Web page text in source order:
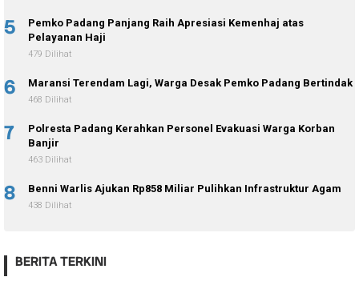
5
Pemko Padang Panjang Raih Apresiasi Kemenhaj atas
Pelayanan Haji
479 Dilihat
6 Maransi Terendam Lagi, Warga Desak Pemko Padang Bertindak
468 Dilihat
7
Polresta Padang Kerahkan Personel Evakuasi Warga Korban
Banjir
463 Dilihat
8 Benni Warlis Ajukan Rp858 Miliar Pulihkan Infrastruktur Agam
438 Dilihat
BERITA TERKINI